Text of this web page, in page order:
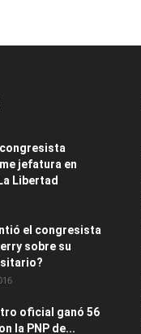
jefatura en
Libertad
el congresista
sobre su
oficial ganó 56
la PNP de...